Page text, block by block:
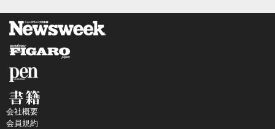
会社概要
会員規約